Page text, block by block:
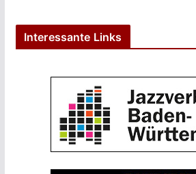
Interessante Links